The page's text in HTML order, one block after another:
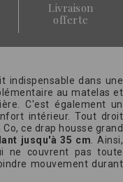
Livraison
offerte
indispensable dans une
au matelas et
C'est également un
intérieur. Tout droit
ce drap housse grand
jusqu'à 35 cm . Ainsi,
ne couvrent pas toute
mouvement durant